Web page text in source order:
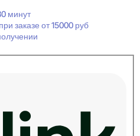
минут
заказе от 15000 руб